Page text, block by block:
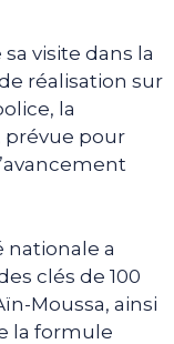
visite dans la
réalisation sur
la
prévue pour
nationale a
clés de 100
Moussa, ainsi
la formule